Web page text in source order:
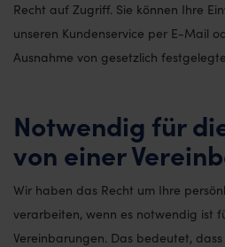
Recht auf Zugriff. Sie können Ihre
unseren Kundenservice per E-Mail
Ausnahme von gesetzlich
Notwendig für
von einer
Wir haben das Recht um Ihre
verarbeiten, wenn es notwendig ist
Vereinbarungen. Das bedeutet,